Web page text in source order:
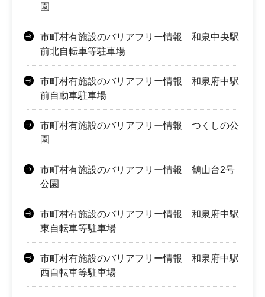
園
市町村有施設のバリアフリー情報 和泉中央駅
前北自転車等駐車場
市町村有施設のバリアフリー情報 和泉府中駅
前自動車駐車場
市町村有施設のバリアフリー情報 つくしの公
園
市町村有施設のバリアフリー情報 鶴山台2号
公園
市町村有施設のバリアフリー情報 和泉府中駅
東自転車等駐車場
市町村有施設のバリアフリー情報 和泉府中駅
西自転車等駐車場